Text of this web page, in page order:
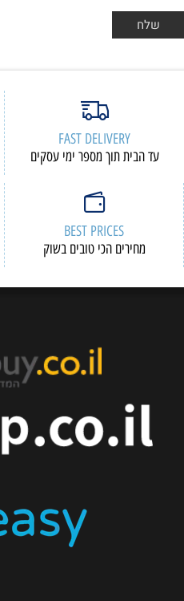
FAST DELIVERY
עד הבית תוך מספר ימי עסקים
BEST PRICES
מחירים הכי טובים בשוק